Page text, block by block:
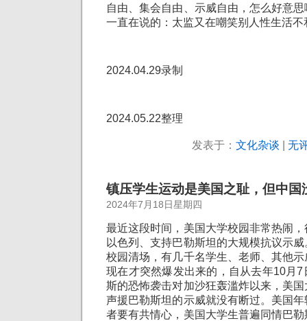
自由、集会自由、示威自由，怎么好意
一直在说的：太监又在嘲笑别人性生活不
2024.04.29录制
2024.05.22整理
发表于： 文化杂谈 无
镇压学生运动是美国之耻，但中国
2024年7月18日星期四
最近这段时间，美国大学校园非常热闹
以色列、支持巴勒斯坦的大规模抗议示
校园清场，有几千名学生、老师、其他
现在才突然爆发出来的，自从去年10月
斯的恐怖袭击对加沙狂轰滥炸以来，美
声援巴勒斯坦的示威就没有断过。美国
者要有共情心，美国大学生普遍同情巴